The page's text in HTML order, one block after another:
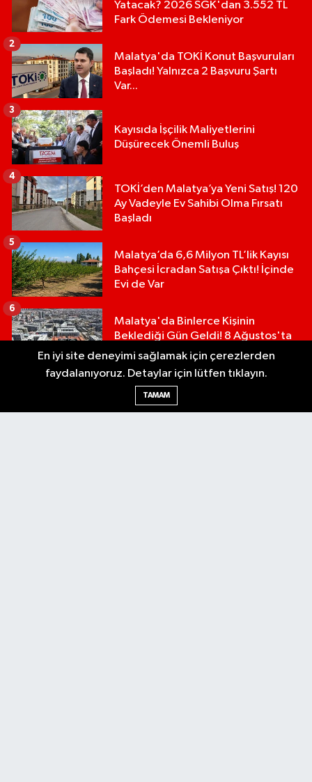
Yatacak? 2026 SGK'dan 3.552 TL
Fark Ödemesi Bekleniyor
Malatya'da TOKİ Konut Başvuruları
Başladı! Yalnızca 2 Başvuru Şartı
Var...
2
Kayısıda İşçilik Maliyetlerini
Düşürecek Önemli Buluş
3
TOKİ’den Malatya’ya Yeni Satış! 120
Ay Vadeyle Ev Sahibi Olma Fırsatı
Başladı
4
Malatya’da 6,6 Milyon TL’lik Kayısı
Bahçesi İcradan Satışa Çıktı! İçinde
Evi de Var
5
Malatya'da Binlerce Kişinin
Beklediği Gün Geldi! 8 Ağustos'ta
Anahtar Teslimleri Başlıyor
6
En iyi site deneyimi sağlamak için çerezlerden
faydalanıyoruz. Detaylar için lütfen tıklayın.
TAMAM